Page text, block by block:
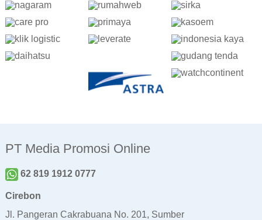
PT Media Promosi Online
62 819 1912 0777
Cirebon
Jl. Pangeran Cakrabuana No. 201, Sumber